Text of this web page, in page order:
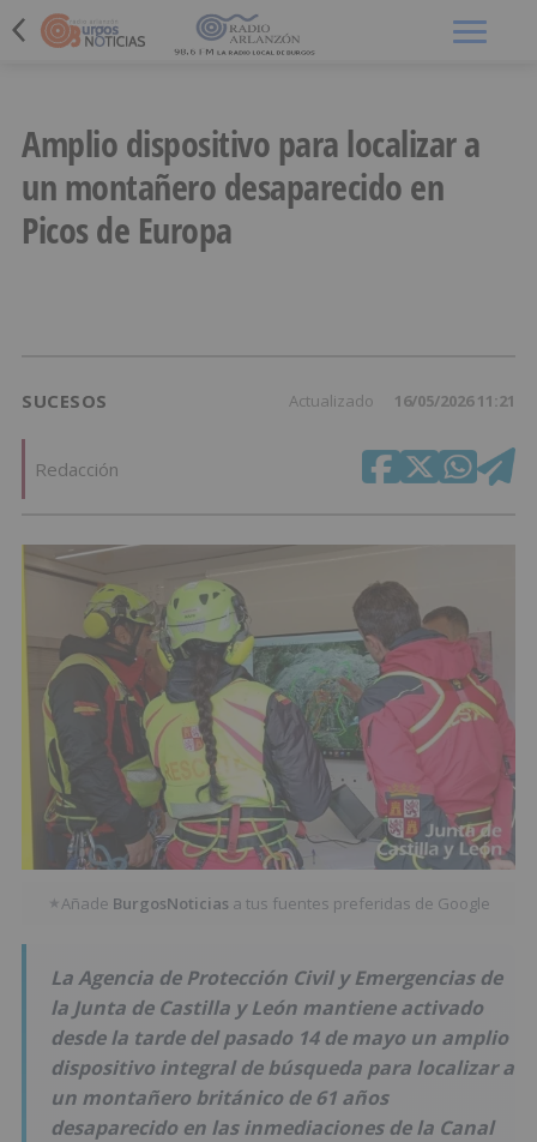
Amplio dispositivo para localizar a
un montañero desaparecido en
Picos de Europa
SUCESOS Actualizado 16/05/2026 11:21
Redacción
★Añade BurgosNoticias a tus fuentes preferidas de Google
La Agencia de Protección Civil y Emergencias de
la Junta de Castilla y León mantiene activado
desde la tarde del pasado 14 de mayo un amplio
dispositivo integral de búsqueda para localizar a
un montañero británico de 61 años
desaparecido en las inmediaciones de la Canal